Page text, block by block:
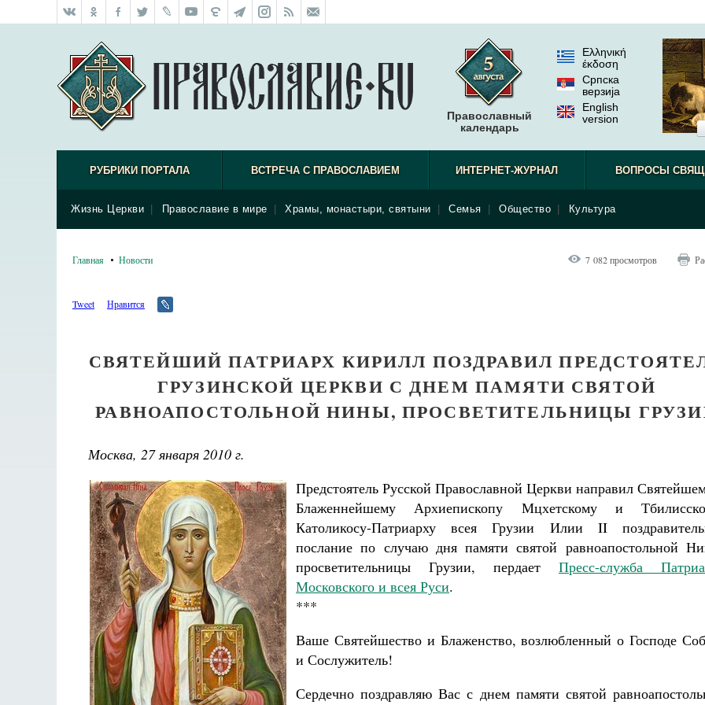
Православный
календарь
Ελληνική
έκδοση
Српска
верзиjа
English
version
РУБРИКИ ПОРТАЛА ВСТРЕЧА С ПРАВОСЛАВИЕМ ИНТЕРНЕТ-ЖУРНАЛ ВОПРОСЫ
Жизнь Церкви Православие в мире Храмы, монастыри, святыни Семья Общество Культура
Главная Новости 7 082 просмотров
Tweet Нравится
СВЯТЕЙШИЙ ПАТРИАРХ КИРИЛЛ ПОЗДРАВИЛ
ГРУЗИНСКОЙ ЦЕРКВИ С ДНЕМ ПАМЯТИ СВЯТОЙ
РАВНОАПОСТОЛЬНОЙ НИНЫ, ПРОСВЕТИТЕЛЬНИЦЫ
Москва, 27 января 2010 г.
Предстоятель Русской Православной Церкви направил
Блаженнейшему Архиепископу Мцхетскому и
Католикосу-Патриарху всея Грузии Илии II
послание по случаю дня памяти святой равноапостольной
просветительницы Грузии, пердает Пресс-служба
Московского и всея Руси.
***
Ваше Святейшество и Блаженство, возлюбленный о Господе
и Сослужитель!
Сердечно поздравляю Вас с днем памяти святой
Как найти своё место в жизни
Кирилл Мурышев
Великомученик Георгий Победоносец.